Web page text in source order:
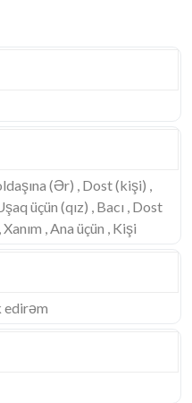
(Ər) , Dost (kişi) ,
üçün (qız) , Bacı , Dost
, Ana üçün , Kişi
edirəm